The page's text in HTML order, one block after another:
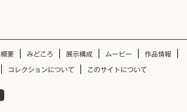
概要 みどころ 展示構成 ムービー 作品情報
コレクションについて このサイトについて